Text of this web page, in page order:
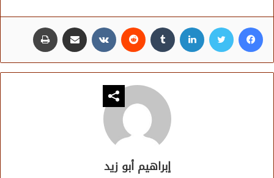
فيسبوك تويتر لينكدإن مشاركة عبر البريد
إبراهيم أبو زيد